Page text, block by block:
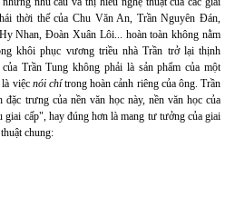
thời thế của Chu Văn An, Trần Nguyên Đán,
Nhan, Đoàn Xuân Lôi... hoàn toàn không nằm
khôi phục vương triều nhà Trần trở lại thịnh
Trần Tung không phải là sản phẩm của một
là việc nói chítrong hoàn cảnh riêng của ông. Trần
trưng của nền văn học này, nền văn học của
cấp", hay đúng hơn là mang tư tưởng của giai
chung: